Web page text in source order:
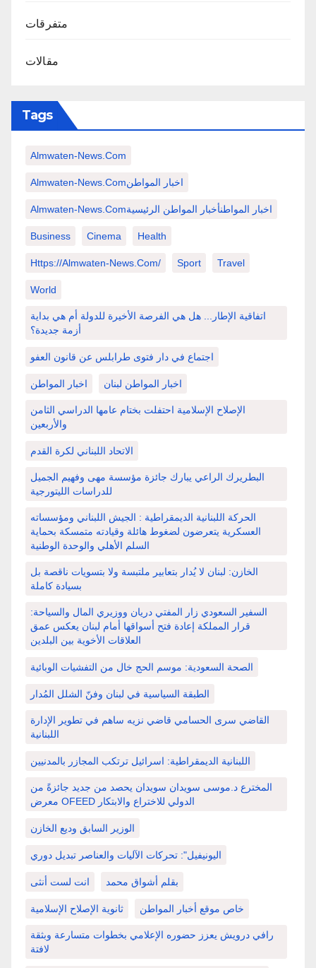
متفرقات
مقالات
Tags
Almwaten-News.com
Almwaten-News.comاخبار المواطن
Almwaten-News.comاخبار المواطنأخبار المواطن الرئيسية
Business Cinema Health
Https://almwaten-News.com/ Sport Travel
World
اتفاقية الإطار... هل هي الفرصة الأخيرة للدولة أم هي بداية
أزمة جديدة؟
اجتماع في دار فتوى طرابلس عن قانون العفو
اخبار المواطن اخبار المواطن لبنان
الإصلاح الإسلامية احتفلت بختام عامها الدراسي الثامن
والأربعين
الاتحاد اللبناني لكرة القدم
البطريرك الراعي يبارك جائزة مؤسسة مهى وفهيم الجميل
للدراسات الليتورجية
الحركة اللبنانية الديمقراطية : الجيش اللبناني ومؤسساته
العسكرية يتعرضون لضغوط هائلة وقيادته متمسكة بحماية
السلم الأهلي والوحدة الوطنية
الخازن: لبنان لا يُدار بتعابير ملتبسة ولا بتسويات ناقصة بل
بسيادة كاملة
السفير السعودي زار المفتي دريان ووزيري المال والسياحة:
قرار المملكة إعادة فتح أسواقها أمام لبنان يعكس عمق
العلاقات الأخوية بين البلدين
الصحة السعودية: موسم الحج خال من التفشيات الوبائية
الطبقة السياسية في لبنان وفنّ الشلل المُدار
القاضي سرى الحسامي قاضي نزيه ساهم في تطوير الإدارة
اللبنانية
اللبنانية الديمقراطية: اسرائيل ترتكب المجازر بالمدنيين
المخترع د.موسى سويدان سويدان يحصد من جديد جائزةً من
معرض OFEED الدولي للاختراع والابتكار
الوزير السابق وديع الخازن
اليونيفيل": تحركات الآليات والعناصر تبديل دوري
انت لست أنثى بقلم أشواق محمد
ثانوية الإصلاح الإسلامية خاص موقع أخبار المواطن
رافي درويش يعزز حضوره الإعلامي بخطوات متسارعة وبثقة
لافتة